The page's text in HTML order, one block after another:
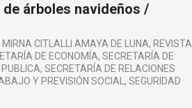
árboles navideños /
MIRNA CITLALLI AMAYA DE LUNA, REVISTA
DE ECONOMÍA, SECRETARÍA DE
, SECRETARÍA DE RELACIONES
Y PREVISIÓN SOCIAL , SEGURIDAD